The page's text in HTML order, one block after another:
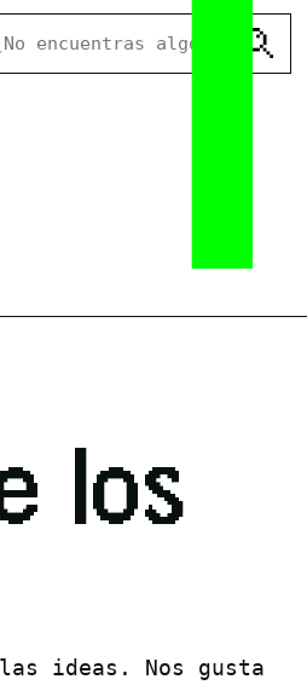
los
ideas. Nos gusta